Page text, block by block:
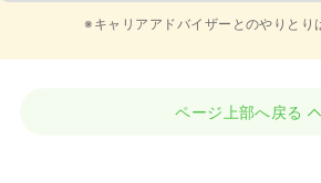
※キャリアアドバイザーとのやりとり
ページ上部へ戻る